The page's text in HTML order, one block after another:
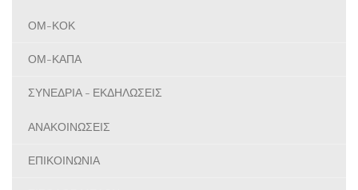
ΟΜ-ΚΟΚ
ΟΜ-ΚΑΠΑ
ΣΥΝΕΔΡΙΑ - ΕΚΔΗΛΩΣΕΙΣ
ΑΝΑΚΟΙΝΩΣΕΙΣ
ΕΠΙΚΟΙΝΩΝΙΑ